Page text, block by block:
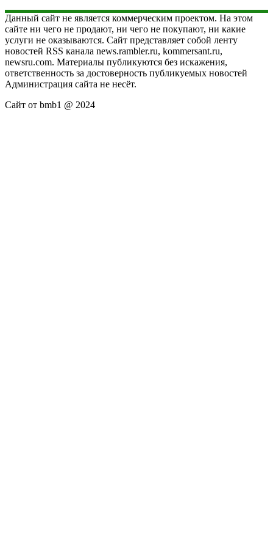
Данный сайт не является коммерческим проектом. На этом
сайте ни чего не продают, ни чего не покупают, ни какие
услуги не оказываются. Сайт представляет собой ленту
новостей RSS канала news.rambler.ru, kommersant.ru,
newsru.com. Материалы публикуются без искажения,
ответственность за достоверность публикуемых новостей
Администрация сайта не несёт.
Сайт от bmb1 @ 2024